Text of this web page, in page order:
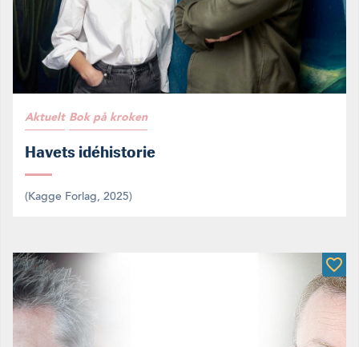
Aktuelt Bok på kroken
Havets idéhistorie
(Kagge Forlag, 2025)